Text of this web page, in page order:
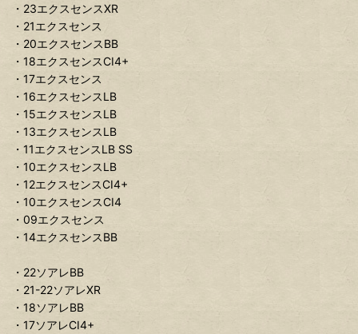
・23エクスセンスXR
・21エクスセンス
・20エクスセンスBB
・18エクスセンスCI4+
・17エクスセンス
・16エクスセンスLB
・15エクスセンスLB
・13エクスセンスLB
・11エクスセンスLB SS
・10エクスセンスLB
・12エクスセンスCI4+
・10エクスセンスCI4
・09エクスセンス
・14エクスセンスBB
・22ソアレBB
・21-22ソアレXR
・18ソアレBB
・17ソアレCI4+